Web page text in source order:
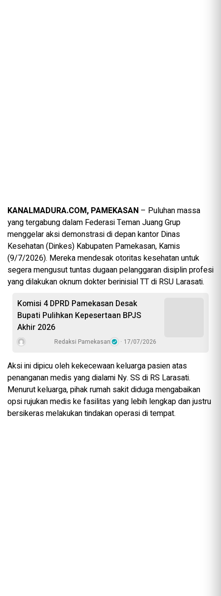
KANALMADURA.COM, PAMEKASAN – Puluhan massa
yang tergabung dalam Federasi Teman Juang Grup
menggelar aksi demonstrasi di depan kantor Dinas
Kesehatan (Dinkes) Kabupaten Pamekasan, Kamis
(9/7/2026). Mereka mendesak otoritas kesehatan untuk
segera mengusut tuntas dugaan pelanggaran disiplin profesi
yang dilakukan oknum dokter berinisial TT di RSU Larasati.
Komisi 4 DPRD Pamekasan Desak
Bupati Pulihkan Kepesertaan BPJS
Akhir 2026
Redaksi Pamekasan 17/07/2026
Aksi ini dipicu oleh kekecewaan keluarga pasien atas
penanganan medis yang dialami Ny. SS di RS Larasati.
Menurut keluarga, pihak rumah sakit diduga mengabaikan
opsi rujukan medis ke fasilitas yang lebih lengkap dan justru
bersikeras melakukan tindakan operasi di tempat.